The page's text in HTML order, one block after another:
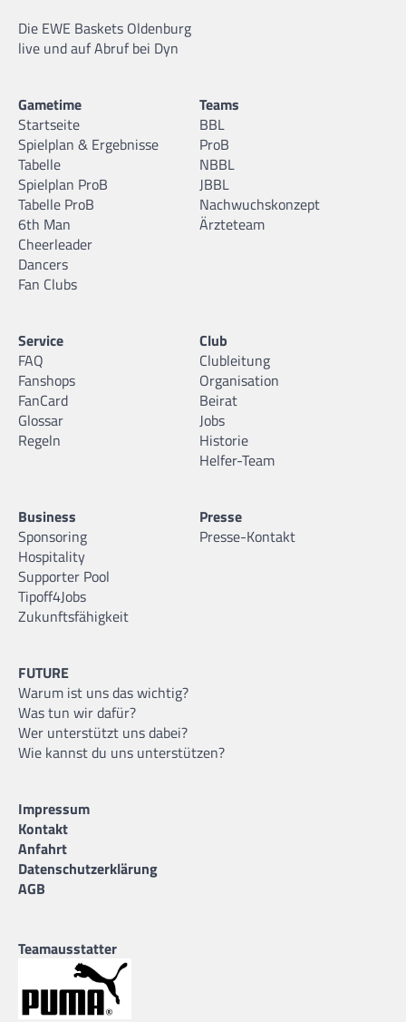
Die EWE Baskets Oldenburg
live und auf Abruf bei Dyn
Gametime
Startseite
Spielplan & Ergebnisse
Tabelle
Spielplan ProB
Tabelle ProB
6th Man
Cheerleader
Dancers
Fan Clubs
Teams
BBL
ProB
NBBL
JBBL
Nachwuchskonzept
Ärzteteam
Service
FAQ
Fanshops
FanCard
Glossar
Regeln
Club
Clubleitung
Organisation
Beirat
Jobs
Historie
Helfer-Team
Business
Sponsoring
Hospitality
Supporter Pool
Tipoff4Jobs
Zukunftsfähigkeit
Presse
Presse-Kontakt
FUTURE
Warum ist uns das wichtig?
Was tun wir dafür?
Wer unterstützt uns dabei?
Wie kannst du uns unterstützen?
Impressum
Kontakt
Anfahrt
Datenschutzerklärung
AGB
Teamausstatter